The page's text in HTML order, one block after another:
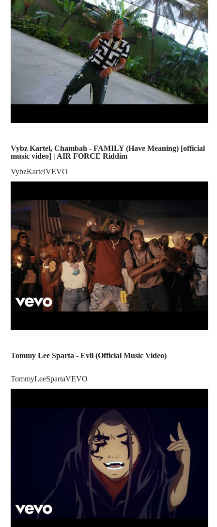
Vybz Kartel, Chambah - FAMILY (Have Meaning) [official
music video] | AIR FORCE Riddim
VybzKartelVEVO
Tommy Lee Sparta - Evil (Official Music Video)
TommyLeeSpartaVEVO